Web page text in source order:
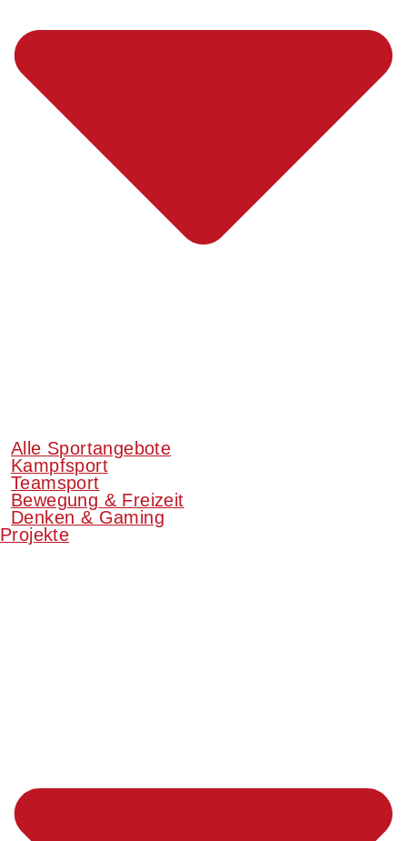
Alle Sportangebote
Kampfsport
Teamsport
Bewegung & Freizeit
Denken & Gaming
Projekte